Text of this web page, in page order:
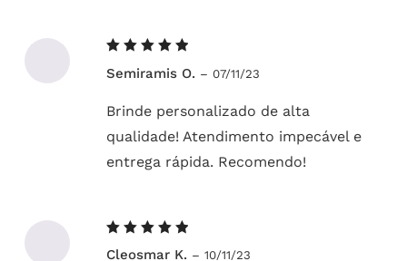
5de 5
Semiramis O. – 07/11/23
Brinde personalizado de alta
qualidade! Atendimento impecável e
entrega rápida. Recomendo!
de 5
Cleosmar K. – 10/11/23